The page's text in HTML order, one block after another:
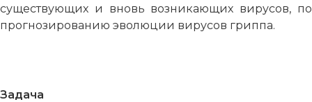
существующих и вновь возникающих вирусов, по
прогнозированию эволюции вирусов гриппа.
Задача